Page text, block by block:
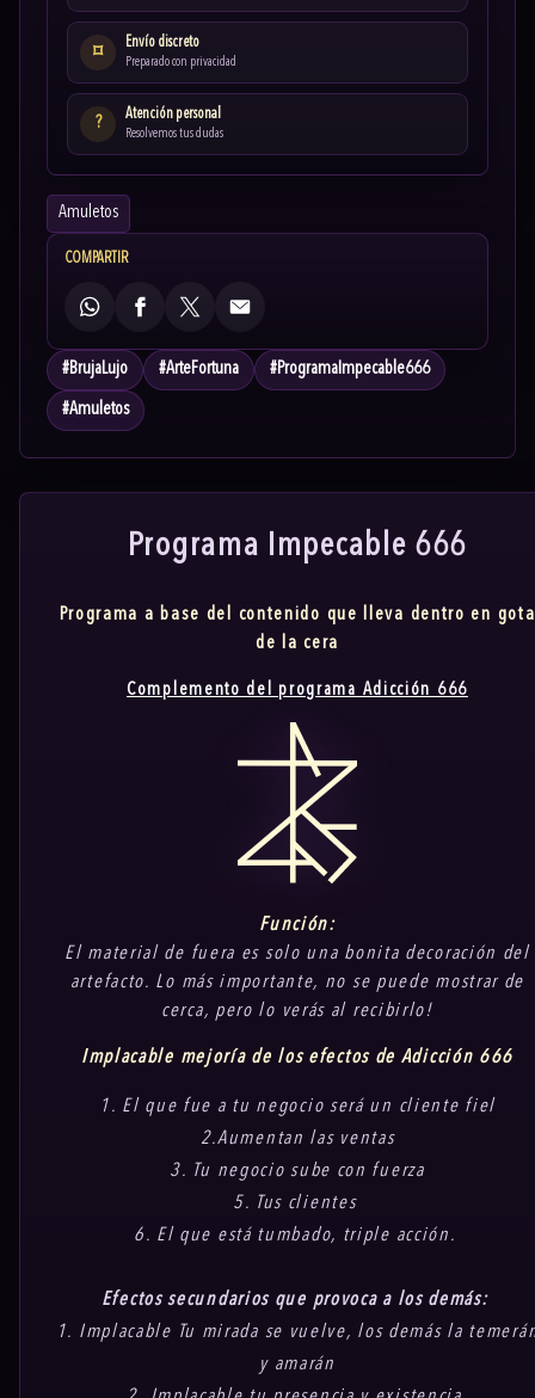
⌑
Envío discreto
Preparado con privacidad
? Atención personal
Resolvemos tus dudas
Amuletos
COMPARTIR
WhatsAppFacebook
X Email
#BrujaLujo #ArteFortuna #ProgramaImpecable666
#Amuletos
Programa Impecable 666
Programa a base del contenido que lleva dentro en gota
de la cera
Complemento del programa Adicción 666
Función:
El material de fuera es solo una bonita decoración del
artefacto. Lo más importante, no se puede mostrar de
cerca, pero lo verás al recibirlo!
Implacable mejoría de los efectos de Adicción 666
1. El que fue a tu negocio será un cliente fiel
2.Aumentan las ventas
3. Tu negocio sube con fuerza
5. Tus clientes
6. El que está tumbado, triple acción.
Efectos secundarios que provoca a los demás:
1. Implacable Tu mirada se vuelve, los demás la
y amarán